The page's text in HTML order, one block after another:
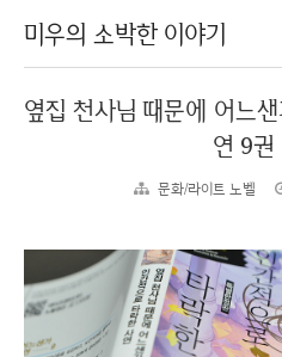
미우의 소박한 이야기
옆집 천사님 때문에 어느
연 9권
문화/라이트 노벨